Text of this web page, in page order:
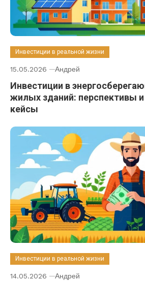
Инвестиции в реальной жизни
15.05.2026 Андрей
Инвестиции в
жилых зданий: перспективы
кейсы
Инвестиции в реальной жизни
14.05.2026 Андрей